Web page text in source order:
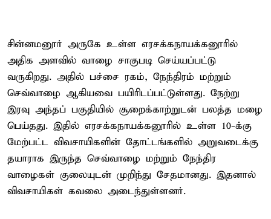
சின்னமனூர் அருகே உள்ள எரசக்கநாயக்கனூரில்
அதிக அளவில் வாழை சாகுபடி செய்யப்பட்டு
வருகிறது. அதில் பச்சை ரகம், நேந்திரம் மற்றும்
செவ்வாழை ஆகியவை பயிரிடப்பட்டுள்ளது. நேற்று
இரவு அந்தப் பகுதியில் சூறைக்காற்றுடன் பலத்த மழை
பெய்தது. இதில் எரசக்கநாயக்கனூரில் உள்ள 10-க்கு
மேற்பட்ட விவசாயிகளின் தோட்டங்களில் அறுவடைக்கு
தயாராக இருந்த செவ்வாழை மற்றும் நேந்திர
வாழைகள் குலையுடன் முறிந்து சேதமானது. இதனால்
விவசாயிகள் கவலை அடைந்துள்ளனர்.